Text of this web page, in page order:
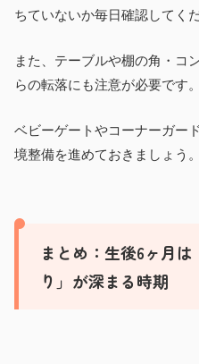
ちていないか毎日確認してくだ
また、テーブルや棚の角・コ
らの転落にも注意が必要です。
ベビーゲートやコーナーガー
境整備を進めておきましょう。
まとめ：生後6ヶ月
り」が深まる時期